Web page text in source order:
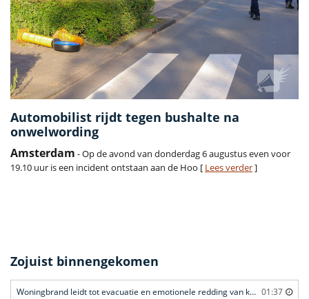
Automobilist rijdt tegen bushalte na
onwelwording
Amsterdam - Op de avond van donderdag 6 augustus even voor
19.10 uur is een incident ontstaan aan de Hoo [ Lees verder]
Zojuist binnengekomen
Woningbrand leidt tot evacuatie en emotionele redding van kat 01:37